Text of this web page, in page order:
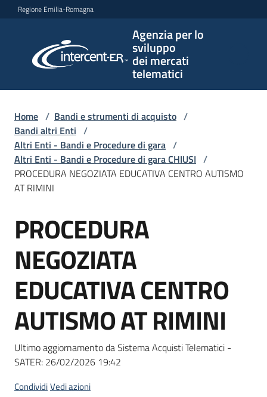
Vai al contenuto
Vai alla navigazione
Vai al footer
Regione Emilia-Romagna
Agenzia per lo
sviluppo
dei mercati
telematici
per lo
sviluppo
telematici
L'Agenzia
Bandi
e
di
Supporto
Piattaforme
telematiche
Home / Bandi e strumenti di acquisto /
Bandi altri Enti /
Altri Enti - Bandi e Procedure di gara /
Altri Enti - Bandi e Procedure di gara CHIUSI /
PROCEDURA NEGOZIATA EDUCATIVA CENTRO AUTISMO
AT RIMINI
Salta al contenuto
PROCEDURA
NEGOZIATA
EDUCATIVA CENTRO
AUTISMO AT RIMINI
Ultimo aggiornamento da Sistema Acquisti Telematici -
SATER: 26/02/2026 19:42
CondividiVedi azioni